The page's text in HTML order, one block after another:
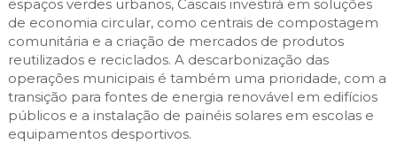
espaços verdes urbanos, Cascais investirá em soluções
de economia circular, como centrais de compostagem
comunitária e a criação de mercados de produtos
reutilizados e reciclados. A descarbonização das
operações municipais é também uma prioridade, com a
transição para fontes de energia renovável em edifícios
públicos e a instalação de painéis solares em escolas e
equipamentos desportivos.